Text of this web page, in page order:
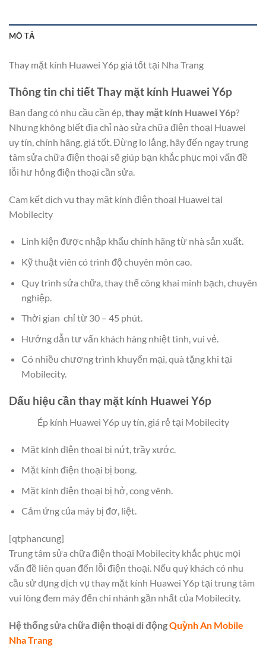
MÔ TẢ
Thay mặt kính Huawei Y6p giá tốt tại Nha Trang
Thông tin chi tiết Thay mặt kính Huawei Y6p
Bạn đang có nhu cầu cần ép,thay mặt kính Huawei Y6p?
Nhưng không biết địa chỉ nào sửa chữa điện thoại Huawei
uy tín, chính hãng, giá tốt. Đừng lo lắng, hãy đến ngay trung
tâm sửa chữa điện thoại sẽ giúp bạn khắc phục mọi vấn đề
lỗi hư hỏng điện thoại cần sửa.
Cam kết dịch vụ thay mặt kính điện thoại Huawei tại
Mobilecity
Linh kiện được nhập khẩu chính hãng từ nhà sản xuất.
Kỹ thuật viên có trình độ chuyên môn cao.
Quy trình sửa chữa, thay thế công khai minh bạch, chuyên
nghiệp.
Thời gian chỉ từ 30 – 45 phút.
Hướng dẫn tư vấn khách hàng nhiệt tình, vui vẻ.
Có nhiều chương trình khuyến mại, quà tặng khi tại
Mobilecity.
Dấu hiệu cần thay mặt kính Huawei Y6p
Ép kính Huawei Y6p uy tín, giá rẻ tại Mobilecity
Mặt kính điện thoại bị nứt, trầy xước.
Mặt kính điện thoại bị bong.
Mặt kính điện thoại bị hở, cong vênh.
Cảm ứng của máy bị đơ, liệt.
[qtphancung]
Trung tâm sửa chữa điện thoại Mobilecity khắc phục mọi
vấn đề liên quan đến lỗi điện thoại. Nếu quý khách có nhu
cầu sử dụng dịch vụ thay mặt kính Huawei Y6p tại trung tâm
vui lòng đem máy đến chi nhánh gần nhất của Mobilecity.
Hệ thống sửa chữa điện thoại di độngQuỳnh An Mobile
Nha Trang